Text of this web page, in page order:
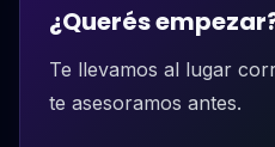
¿Querés
Te llevamos al lugar
te asesoramos antes.